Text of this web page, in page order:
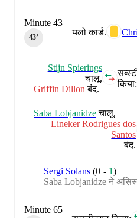
यलो कार्ड.
Minute 43
43‎’‎
किया:
Stijn Spierings
चालू.
Griffin Dillon बंद.
Saba Lobjanidzeचालू.
Lineker Rodrigues dos
Santos
बंद.
Sergi Solans (0 - 1)
Saba Lobjanidze ने
Minute 65